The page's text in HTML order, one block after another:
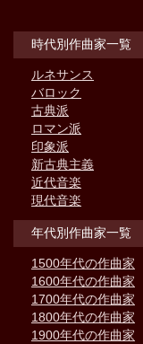
時代別作曲家一覧
ルネサンス
バロック
古典派
ロマン派
印象派
新古典主義
近代音楽
現代音楽
年代別作曲家一覧
1500年代の作曲家
1600年代の作曲家
1700年代の作曲家
1800年代の作曲家
1900年代の作曲家